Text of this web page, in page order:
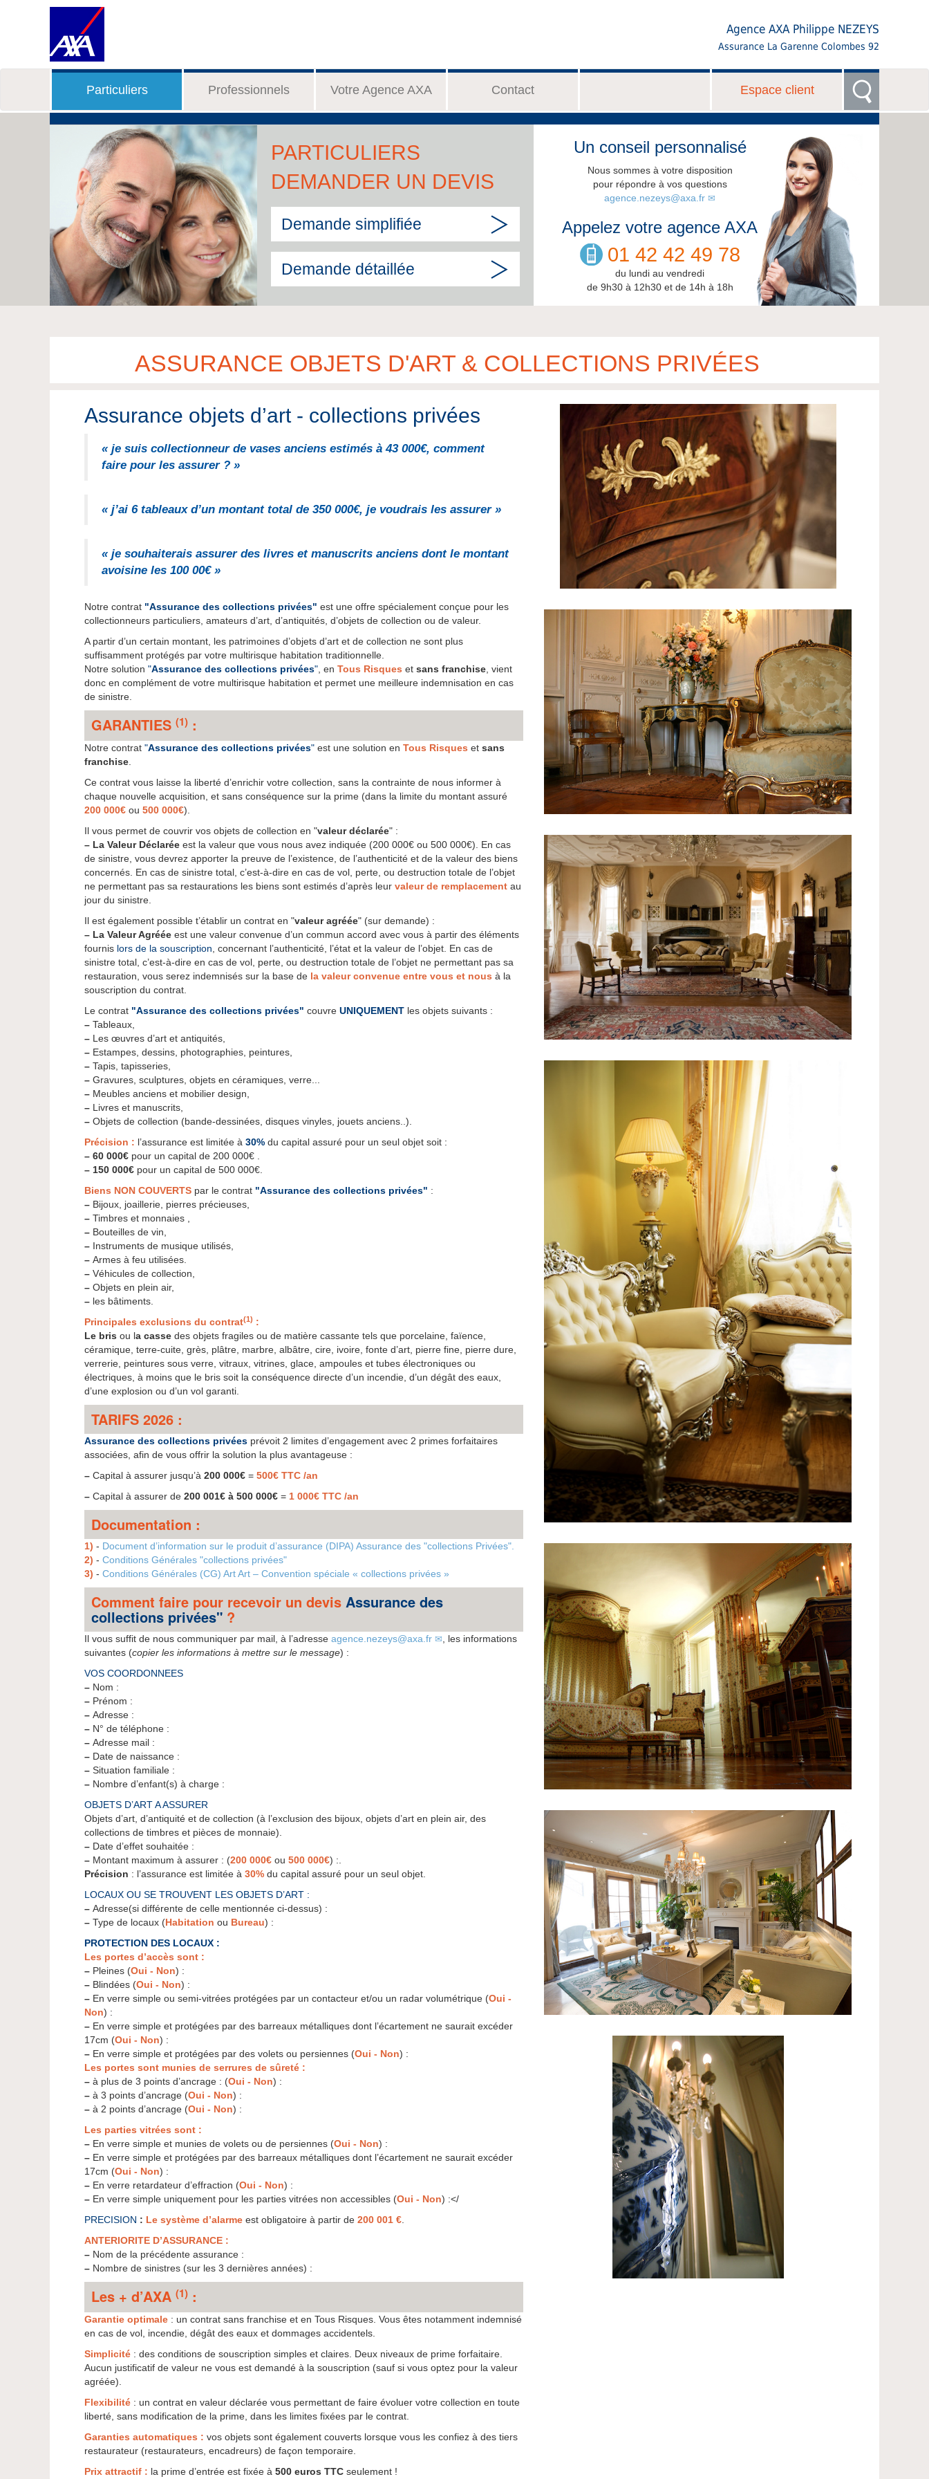
Agence AXA Philippe NEZEYS
Assurance La Garenne Colombes 92
Particuliers Professionnels Votre Agence AXA Contact Espace client
PARTICULIERS
DEMANDER UN DEVIS
Demande simplifiée
Demande détaillée
Un conseil personnalisé
Nous sommes à votre disposition
pour répondre à vos questions
agence.nezeys@axa.fr
Appelez votre agence AXA
01 42 42 49 78
du lundi au vendredi
de 9h30 à 12h30 et de 14h à 18h
ASSURANCE OBJETS D'ART & COLLECTIONS PRIVÉES
Assurance objets d’art - collections privées
« je suis collectionneur de vases anciens estimés à 43 000€, comment
faire pour les assurer ? »
« j’ai 6 tableaux d’un montant total de 350 000€, je voudrais les assurer »
« je souhaiterais assurer des livres et manuscrits anciens dont le montant
avoisine les 100 00€ »
Notre contrat "Assurance des collections privées" est une offre spécialement conçue pour les
collectionneurs particuliers, amateurs d’art, d’antiquités, d’objets de collection ou de valeur.
A partir d’un certain montant, les patrimoines d’objets d’art et de collection ne sont plus
suffisamment protégés par votre multirisque habitation traditionnelle.
Notre solution "Assurance des collections privées" , en Tous Risques et sans franchise , vient
donc en complément de votre multirisque habitation et permet une meilleure indemnisation en cas
de sinistre.
GARANTIES (1) :
Notre contrat "Assurance des collections privées" est une solution en Tous Risques et sans
franchise
Ce contrat vous laisse la liberté d’enrichir votre collection, sans la contrainte de nous informer à
chaque nouvelle acquisition, et sans conséquence sur la prime (dans la limite du montant assuré
200 000€ ou 500 000€).
Il vous permet de couvrir vos objets de collection en "valeur déclarée" :
– La Valeur Déclarée est la valeur que vous nous avez indiquée (200 000€ ou 500 000€). En cas
de sinistre, vous devrez apporter la preuve de l’existence, de l’authenticité et de la valeur des biens
concernés. En cas de sinistre total, c’est-à-dire en cas de vol, perte, ou destruction totale de l’objet
ne permettant pas sa restaurations les biens sont estimés d’après leur valeur de remplacement au
jour du sinistre.
Il est également possible t’établir un contrat en "valeur agréée" (sur demande) :
– La Valeur Agréée est une valeur convenue d’un commun accord avec vous à partir des éléments
fournis lors de la souscription , concernant l’authenticité, l’état et la valeur de l’objet. En cas de
sinistre total, c’est-à-dire en cas de vol, perte, ou destruction totale de l’objet ne permettant pas sa
restauration, vous serez indemnisés sur la base de la valeur convenue entre vous et nous à la
souscription du contrat.
Le contrat "Assurance des collections privées" couvre UNIQUEMENT les objets suivants :
– Tableaux,
– Les œuvres d’art et antiquités,
– Estampes, dessins, photographies, peintures,
– Tapis, tapisseries,
– Gravures, sculptures, objets en céramiques, verre...
– Meubles anciens et mobilier design,
– Livres et manuscrits,
– Objets de collection (bande-dessinées, disques vinyles, jouets anciens..).
Précision : l’assurance est limitée à 30% du capital assuré pour un seul objet soit :
– 60 000€ pour un capital de 200 000€ .
– 150 000€ pour un capital de 500 000€.
Biens NON COUVERTS par le contrat "Assurance des collections privées" :
– Bijoux, joaillerie, pierres précieuses,
– Timbres et monnaies ,
– Bouteilles de vin,
– Instruments de musique utilisés,
– Armes à feu utilisées.
– Véhicules de collection,
– Objets en plein air,
– les bâtiments.
Principales exclusions du contrat(1) :
Le bris ou la casse des objets fragiles ou de matière cassante tels que porcelaine, faïence,
céramique, terre-cuite, grès, plâtre, marbre, albâtre, cire, ivoire, fonte d’art, pierre fine, pierre dure,
verrerie, peintures sous verre, vitraux, vitrines, glace, ampoules et tubes électroniques ou
électriques, à moins que le bris soit la conséquence directe d’un incendie, d’un dégât des eaux,
d’une explosion ou d’un vol garanti.
TARIFS 2026 :
Assurance des collections privées prévoit 2 limites d’engagement avec 2 primes forfaitaires
associées, afin de vous offrir la solution la plus avantageuse :
– Capital à assurer jusqu’à 200 000€ = 500€ TTC /an
– Capital à assurer de 200 001€ à 500 000€ = 1 000€ TTC /an
Documentation :
1) - Document d’information sur le produit d’assurance (DIPA) Assurance des "collections Privées".
2) - Conditions Générales "collections privées"
3) - Conditions Générales (CG) Art Art – Convention spéciale « collections privées »
Comment faire pour recevoir un devis Assurance des
collections privées" ?
Il vous suffit de nous communiquer par mail, à l’adresse agence.nezeys@axa.fr
, les informations
suivantes (copier les informations à mettre sur le message) :
VOS COORDONNEES
– Nom :
– Prénom :
– Adresse :
– N° de téléphone :
– Adresse mail :
– Date de naissance :
– Situation familiale :
– Nombre d’enfant(s) à charge :
OBJETS D’ART A ASSURER
Objets d’art, d’antiquité et de collection (à l’exclusion des bijoux, objets d’art en plein air, des
collections de timbres et pièces de monnaie).
– Date d’effet souhaitée :
– Montant maximum à assurer : (200 000€ ou 500 000€) :.
Précision : l’assurance est limitée à 30% du capital assuré pour un seul objet.
LOCAUX OU SE TROUVENT LES OBJETS D’ART :
– Adresse(si différente de celle mentionnée ci-dessus) :
– Type de locaux (Habitation ou Bureau) :
PROTECTION DES LOCAUX :
Les portes d’accès sont :
– Pleines (Oui - Non) :
– Blindées (Oui - Non) :
– En verre simple ou semi-vitrées protégées par un contacteur et/ou un radar volumétrique (Oui -
Non) :
– En verre simple et protégées par des barreaux métalliques dont l’écartement ne saurait excéder
17cm (Oui - Non) :
– En verre simple et protégées par des volets ou persiennes (Oui - Non) :
Les portes sont munies de serrures de sûreté :
– à plus de 3 points d’ancrage : (Oui - Non) :
– à 3 points d’ancrage (Oui - Non) :
– à 2 points d’ancrage (Oui - Non) :
Les parties vitrées sont :
– En verre simple et munies de volets ou de persiennes (Oui - Non) :
– En verre simple et protégées par des barreaux métalliques dont l’écartement ne saurait excéder
17cm (Oui - Non) :
– En verre retardateur d’effraction (Oui - Non) :
– En verre simple uniquement pour les parties vitrées non accessibles (Oui - Non) :</
PRECISION : Le système d’alarme est obligatoire à partir de 200 001 €
ANTERIORITE D’ASSURANCE :
– Nom de la précédente assurance :
– Nombre de sinistres (sur les 3 dernières années) :
Les + d’AXA (1) :
Garantie optimale : un contrat sans franchise et en Tous Risques. Vous êtes notamment indemnisé
en cas de vol, incendie, dégât des eaux et dommages accidentels.
Simplicité : des conditions de souscription simples et claires. Deux niveaux de prime forfaitaire.
Aucun justificatif de valeur ne vous est demandé à la souscription (sauf si vous optez pour la valeur
agréée).
Flexibilité : un contrat en valeur déclarée vous permettant de faire évoluer votre collection en toute
liberté, sans modification de la prime, dans les limites fixées par le contrat.
Garanties automatiques : vos objets sont également couverts lorsque vous les confiez à des tiers
restaurateur (restaurateurs, encadreurs) de façon temporaire.
Prix attractif : la prime d’entrée est fixée à 500 euros TTC seulement !